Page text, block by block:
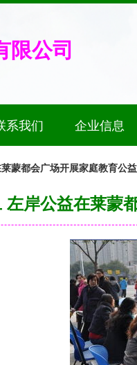
限公司
系我们 企业信息
蒙都会广场开展家庭教育公
左岸公益在莱蒙